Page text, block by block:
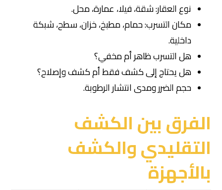
نوع العقار: شقة، فيلا، عمارة، محل.
مكان التسرب: حمام، مطبخ، خزان، سطح، شبكة
داخلية.
هل التسرب ظاهر أم مخفي؟
هل يحتاج إلى كشف فقط أم كشف وإصلاح؟
حجم الضرر ومدى انتشار الرطوبة.
الفرق بين الكشف
التقليدي والكشف
بالأجهزة